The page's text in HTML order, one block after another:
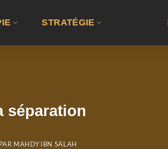
STRATÉGIE
séparation
PAR MAHDY IBN SALAH